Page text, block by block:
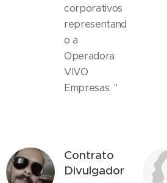
corporativos
representand
o a
Operadora
VIVO
Empresas. "
Contrato
Divulgador